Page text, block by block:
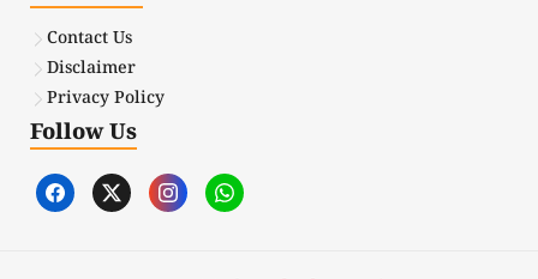
Contact Us
Disclaimer
Privacy Policy
Follow Us